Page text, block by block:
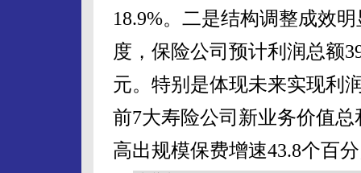
18.9%。二是结构调整成效
度，保险公司预计利润总额
元。特别是体现未来实现利
前7大寿险公司新业务价值总
高出规模保费增速43.8个百